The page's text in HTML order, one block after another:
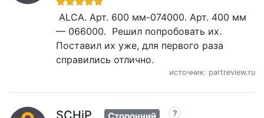
АLCA. Арт. 600 мм-074000. Арт. 400 мм
— 066000. Решил попробовать их.
Поставил их уже, для первого раза
справились отлично.
источник: partreview.ru
SCHiP Сторонний